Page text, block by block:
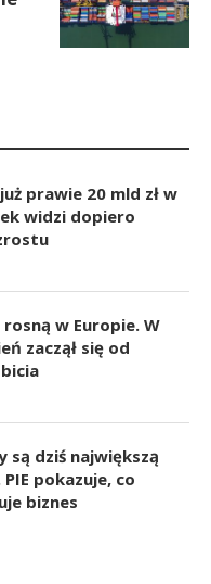
prawie 20 mld zł w
widzi dopiero
w Europie. W
zaczął się od
są dziś największą
pokazuje, co
biznes